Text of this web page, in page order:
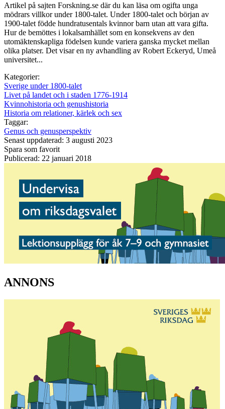
Artikel på sajten Forskning.se där du kan läsa om ogifta unga
mödrars villkor under 1800-talet. Under 1800-talet och början av
1900-talet födde hundratusentals kvinnor barn utan att vara gifta.
Hur de bemöttes i lokalsamhället som en konsekvens av den
utomäktenskapliga födelsen kunde variera ganska mycket mellan
olika platser. Det visar en ny avhandling av Robert Eckeryd, Umeå
universitet...
Kategorier:
Sverige under 1800-talet
Livet på landet och i staden 1776-1914
Kvinnohistoria och genushistoria
Historia om relationer, kärlek och sex
Taggar:
Genus och genusperspektiv
Senast uppdaterad: 3 augusti 2023
Spara som favorit
Publicerad: 22 januari 2018
ANNONS